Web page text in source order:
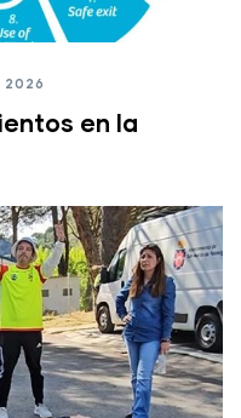
2026
en la